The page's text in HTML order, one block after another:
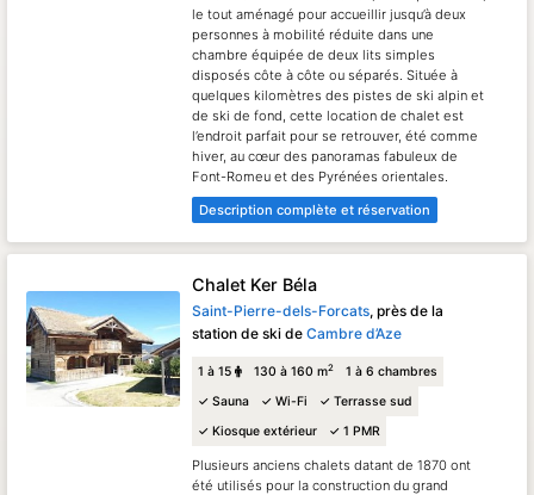
Voir la carte en plein écran
le tout aménagé pour accueillir jusqu’à deux
personnes à mobilité réduite dans une
chambre équipée de deux lits simples
disposés côte à côte ou séparés. Située à
quelques kilomètres des pistes de ski alpin et
de ski de fond, cette location de chalet est
l’endroit parfait pour se retrouver, été comme
hiver, au cœur des panoramas fabuleux de
Font-Romeu et des Pyrénées orientales.
Description complète et réservation
Chalet Ker Béla
Saint-Pierre-dels-Forcats, près de la
station de ski deCambre d’Aze
1 à 15 130 à 160 m2
1 à 6 chambres
✓ Sauna
✓ Wi-Fi
✓ Terrasse sud
✓ Kiosque extérieur
✓ 1 PMR
Plusieurs anciens chalets datant de 1870 ont
été utilisés pour la construction du grand